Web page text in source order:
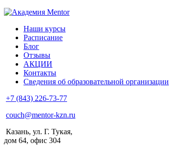
Наши курсы
Расписание
Блог
Отзывы
АКЦИИ
Контакты
Сведения об образовательной организации
+7 (843) 226-73-77
couch@mentor-kzn.ru
Казань, ул. Г. Тукая,
дом 64, офис 304